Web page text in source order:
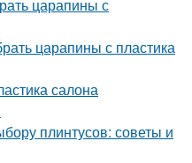
царапины с
царапины с пластика
салона
плинтусов: советы и